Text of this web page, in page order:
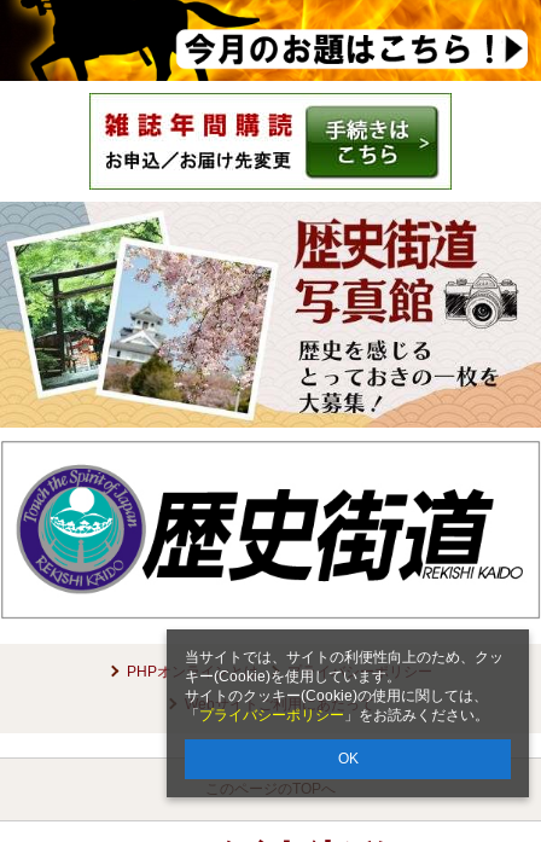
当サイトでは、サイトの利便性向上のため、クッ
キー(Cookie)を使用しています。
サイトのクッキー(Cookie)の使用に関しては、
「 プライバシーポリシー 」をお読みください。
OK
PHPオンラインとは
プライバシーポリシー
Webサイトご利用にあたって
このページのTOPへ